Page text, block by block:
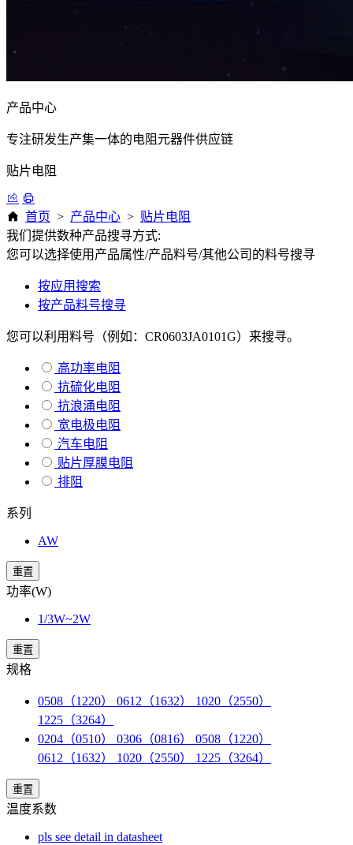
产品中心
专注研发生产集一体的电阻元器件供应链
贴片电阻
首页 > 产品中心 > 贴片电阻
我们提供数种产品搜寻方式:
您可以选择使用产品属性/产品料号/其他公司的料号搜寻
按应用搜索
按产品料号搜寻
您可以利用料号（例如：CR0603JA0101G）来搜寻。
高功率电阻
抗硫化电阻
抗浪涌电阻
宽电极电阻
汽车电阻
贴片厚膜电阻
排阻
系列
AW
重置
功率(W)
1/3W~2W
重置
规格
0508（1220） 0612（1632） 1020（2550）
1225（3264）
0204（0510） 0306（0816） 0508（1220）
0612（1632） 1020（2550） 1225（3264）
重置
温度系数
pls see detail in datasheet